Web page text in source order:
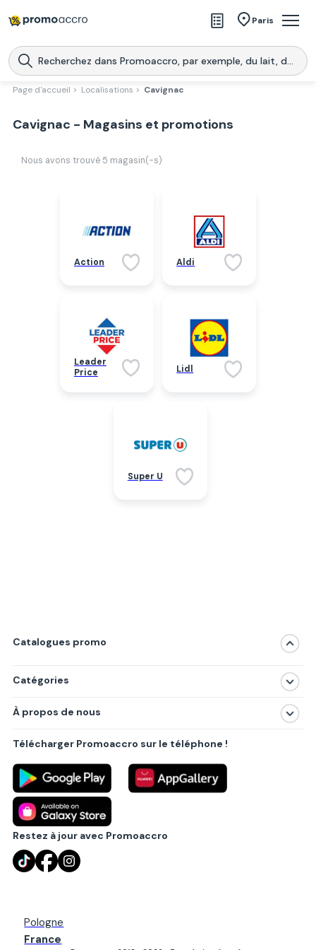
Paris
Magasins
Produits
Promoaccro
l'application
Page d'accueil > Localisations > Cavignac
Cavignac - Magasins et promotions
Nous avons trouvé 5 magasin(-s)
Action Aldi
Leader
Price
Lidl
Super U
Catalogues promo
Catégories
Produits
Villes principales
À propos de nous
Politique de confidentialité
Règlements
Partenariat B2B
Blog
Contact
Télécharger Promoaccro sur le téléphone !
Restez à jour avec Promoaccro
Pologne
France